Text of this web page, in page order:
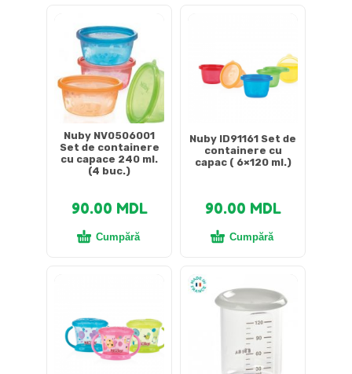
Nuby NV0506001
Set de containere
cu capace 240 ml.
(4 buc.)
90.00 MDL
Cumpără
Nuby ID91161 Set de
containere cu
capac ( 6×120 ml.)
90.00 MDL
Cumpără